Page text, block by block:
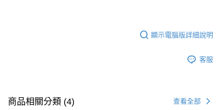
顯示電腦版詳細說明
客服
商品相關分類 (4) 查看全部